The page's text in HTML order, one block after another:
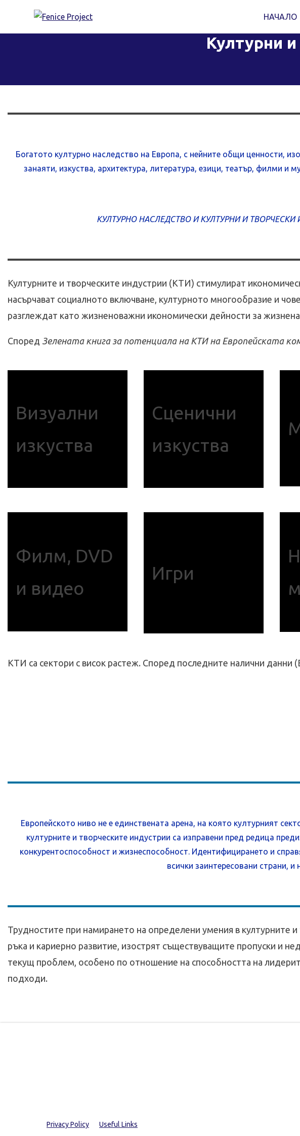
content
НАЧАЛО
Културни
Богатото културно наследство на Европа, с нейните общи ценности,
занаяти, изкуства, архитектура, литература, езици, театър, филми
КУЛТУРНО НАСЛЕДСТВО И КУЛТУРНИ И
Културните и творческите индустрии (КТИ) стимулират
насърчават социалното включване, културното многообразие и
разглеждат като жизненоважни икономически дейности за
Според Зелената книга за потенциала на КТИ на Европейската
Визуални
изкуства
Сценични
изкуства
Филм, DVD
и видео
Игри
КТИ са сектори с висок растеж. Според последните налични данни
Европейското ниво не е единствената арена, на която културният
културните и творческите индустрии са изправени пред редица
конкурентоспособност и жизнеспособност. Идентифицирането и
всички заинтересовани страни,
Трудностите при намирането на определени умения в културните
ръка и кариерно развитие, изострят съществуващите пропуски и
текущ проблем, особено по отношение на способността на
подходи.
Privacy Policy Useful Links